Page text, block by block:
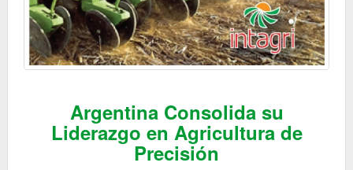
Argentina Consolida su
Liderazgo en Agricultura de
Precisión